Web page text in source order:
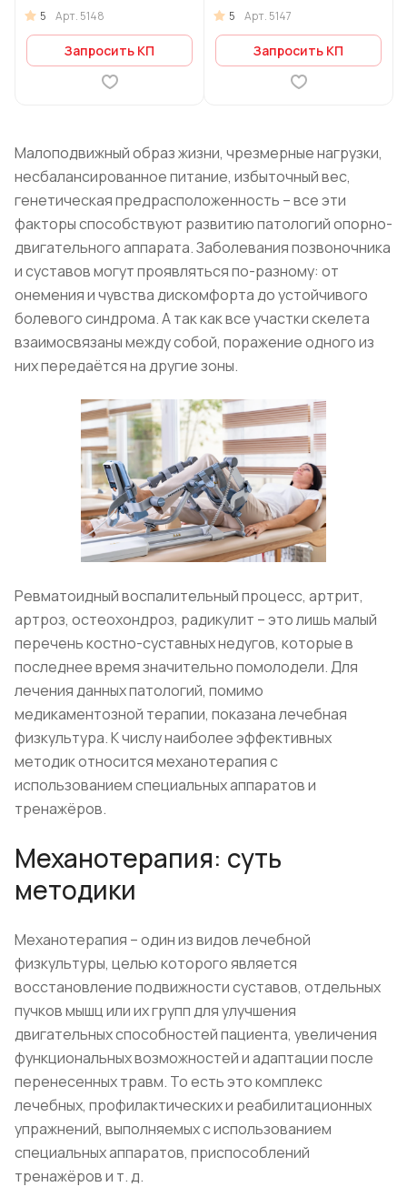
5 Арт. 5148
Запросить КП
5 Арт. 5147
Запросить КП
Малоподвижный образ жизни, чрезмерные нагрузки,
несбалансированное питание, избыточный вес,
генетическая предрасположенность – все эти
факторы способствуют развитию патологий опорно-
двигательного аппарата. Заболевания позвоночника
и суставов могут проявляться по-разному: от
онемения и чувства дискомфорта до устойчивого
болевого синдрома. А так как все участки скелета
взаимосвязаны между собой, поражение одного из
них передаётся на другие зоны.
Ревматоидный воспалительный процесс, артрит,
артроз, остеохондроз, радикулит – это лишь малый
перечень костно-суставных недугов, которые в
последнее время значительно помолодели. Для
лечения данных патологий, помимо
медикаментозной терапии, показана лечебная
физкультура. К числу наиболее эффективных
методик относится механотерапия с
использованием специальных аппаратов и
тренажёров.
Механотерапия: суть
методики
Механотерапия – один из видов лечебной
физкультуры, целью которого является
восстановление подвижности суставов, отдельных
пучков мышц или их групп для улучшения
двигательных способностей пациента, увеличения
функциональных возможностей и адаптации после
перенесенных травм. То есть это комплекс
лечебных, профилактических и реабилитационных
упражнений, выполняемых с использованием
специальных аппаратов, приспособлений
тренажёров и т. д.